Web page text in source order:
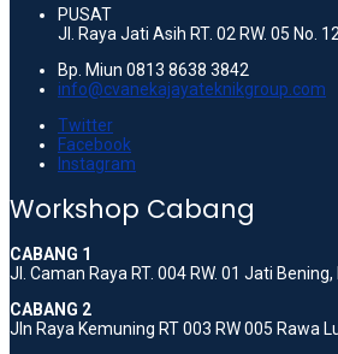
PUSAT
Jl. Raya Jati Asih RT. 02 RW. 05 No.
Bp. Miun 0813 8638 3842
info@cvanekajayateknikgroup.com
Twitter
Facebook
Instagram
Workshop Cabang
CABANG 1
Jl. Caman Raya RT. 004 RW. 01 Jati Bening,
CABANG 2
Jln Raya Kemuning RT 003 RW 005 Rawa